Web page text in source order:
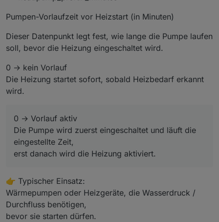
Pumpen-Vorlaufzeit vor Heizstart (in Minuten)
Dieser Datenpunkt legt fest, wie lange die Pumpe laufen
soll, bevor die Heizung eingeschaltet wird.
0 → kein Vorlauf
Die Heizung startet sofort, sobald Heizbedarf erkannt
wird.
0 → Vorlauf aktiv
Die Pumpe wird zuerst eingeschaltet und läuft die
eingestellte Zeit,
erst danach wird die Heizung aktiviert.
👉 Typischer Einsatz:
Wärmepumpen oder Heizgeräte, die Wasserdruck /
Durchfluss benötigen,
bevor sie starten dürfen.